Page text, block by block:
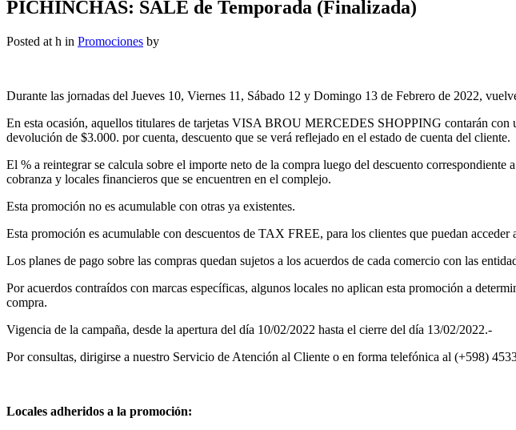
PICHINCHAS: SALE de Temporada (Finalizada)
Posted at h in Promociones by
Durante las jornadas del Jueves 10, Viernes 11, Sábado 12 y Domingo 13 de Febrero de 2022,
En esta ocasión, aquellos titulares de tarjetas VISA BROU MERCEDES SHOPPING contarán con
devolución de $3.000. por cuenta, descuento que se verá reflejado en el estado de cuenta del cliente.
El % a reintegrar se calcula sobre el importe neto de la compra luego del descuento
cobranza y locales financieros que se encuentren en el complejo.
Esta promoción no es acumulable con otras ya existentes.
Esta promoción es acumulable con descuentos de TAX FREE, para los clientes que puedan acceder
Los planes de pago sobre las compras quedan sujetos a los acuerdos de cada comercio con las
Por acuerdos contraídos con marcas específicas, algunos locales no aplican esta promoción a
compra.
Vigencia de la campaña, desde la apertura del día 10/02/2022 hasta el cierre del día 13/02/2022.-
Por consultas, dirigirse a nuestro Servicio de Atención al Cliente o en forma telefónica al (+598)
Locales adheridos a la promoción: